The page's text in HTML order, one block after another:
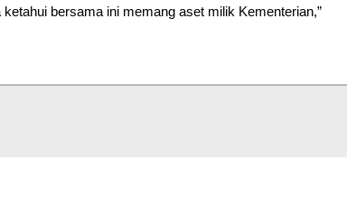
bersama ini memang aset milik Kementerian,”